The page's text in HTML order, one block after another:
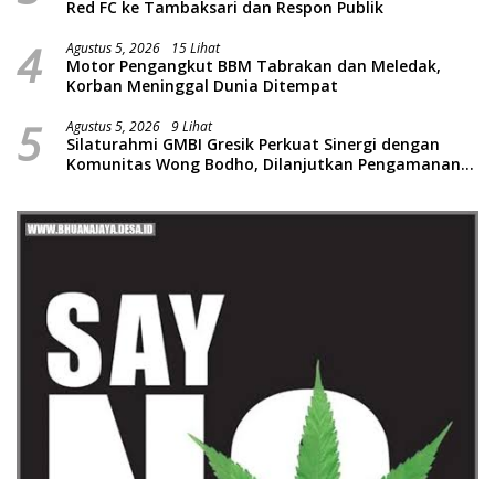
Red FC ke Tambaksari dan Respon Publik
4 Agustus 5, 2026 15 Lihat
Motor Pengangkut BBM Tabrakan dan Meledak,
Korban Meninggal Dunia Ditempat
5 Agustus 5, 2026 9 Lihat
Silaturahmi GMBI Gresik Perkuat Sinergi dengan
Komunitas Wong Bodho, Dilanjutkan Pengamanan